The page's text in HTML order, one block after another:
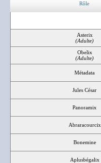
Rôle
Asterix
(Adulte)
Obelix
(Adulte)
Métadata
Jules César
Panoramix
Abraracourcix
Bonemine
Aplusbégalix